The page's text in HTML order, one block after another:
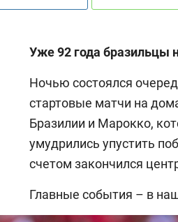
Уже 92 года бразильцы
Ночью состоялся
стартовые матчи на
Бразилии и Марокко,
умудрились упустить
счетом закончился
Главные события – в